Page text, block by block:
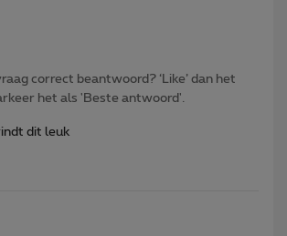
correct beantwoord? ‘Like’ dan het
het als 'Beste antwoord'.
dit leuk